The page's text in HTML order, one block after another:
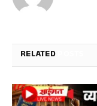
RELATED